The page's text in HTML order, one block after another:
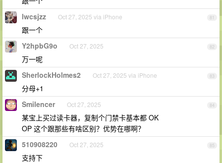
81
lwcsjzz Oct 27, 2025 via iPhone
跟一个
82
Y2hpbG9o Oct 27, 2025
万一呢
83
SherlockHolmes2 Oct 27, 2025 via iPhone
分母+1
84
Smilencer Oct 27, 2025
某宝上买过读卡器，复制个门禁卡基本都 OK
OP 这个跟那些有啥区别？优势在哪啊？
85
510908220 Oct 27, 2025
支持下